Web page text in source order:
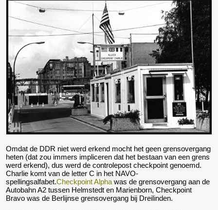
Omdat de DDR niet werd erkend mocht het geen grensovergang
heten (dat zou immers impliceren dat het bestaan van een grens
werd erkend), dus werd de controlepost checkpoint genoemd.
Charlie komt van de letter C in het NAVO-
spellingsalfabet.Checkpoint Alphawas de grensovergang aan de
Autobahn A2 tussen Helmstedt en Marienborn, Checkpoint
Bravo was de Berlijnse grensovergang bij Dreilinden.